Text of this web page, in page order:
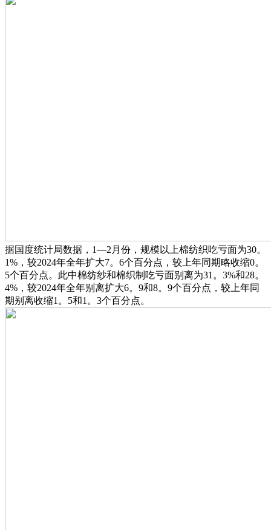
据国度统计局数据，1—2月份，规模以上棉纺织吃亏面为30。
1%，较2024年全年扩大7。6个百分点，较上年同期略收缩0。
5个百分点。此中棉纺纱和棉织制吃亏面别离为31。3%和28。
4%，较2024年全年别离扩大6。9和8。9个百分点，较上年同
期别离收缩1。5和1。3个百分点。